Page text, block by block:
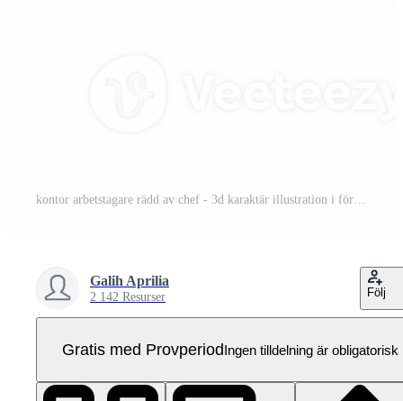
kontor arbetstagare rädd av chef - 3d karaktär illustration i företag Pro PNG
Galih Aprilia
2 142 Resurser Följ
Gratis med ProvperiodIngen tilldelning är obligatorisk